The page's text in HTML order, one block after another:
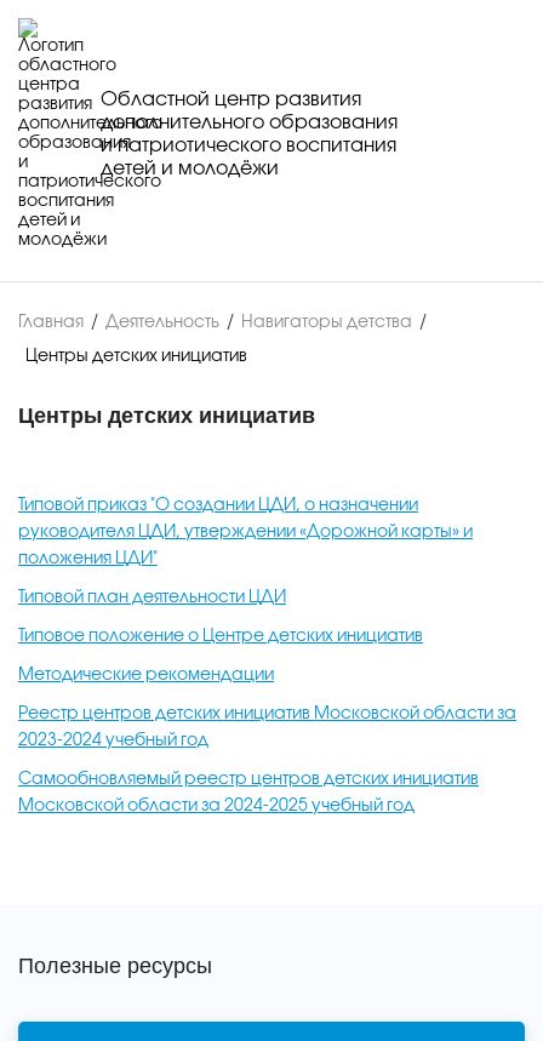
Областной центр развития
дополнительного образования
и патриотического воспитания
детей и молодёжи
Главная / Деятельность / Навигаторы детства /
Центры детских инициатив
Центры детских инициатив
Типовой приказ "О создании ЦДИ, о назначении
руководителя ЦДИ, утверждении «Дорожной карты» и
положения ЦДИ"
Типовой план деятельности ЦДИ
Типовое положение о Центре детских инициатив
Методические рекомендации
Реестр центров детских инициатив Московской области за
2023-2024 учебный год
Самообновляемый реестр центров детских инициатив
Московской области за 2024-2025 учебный год
Полезные ресурсы